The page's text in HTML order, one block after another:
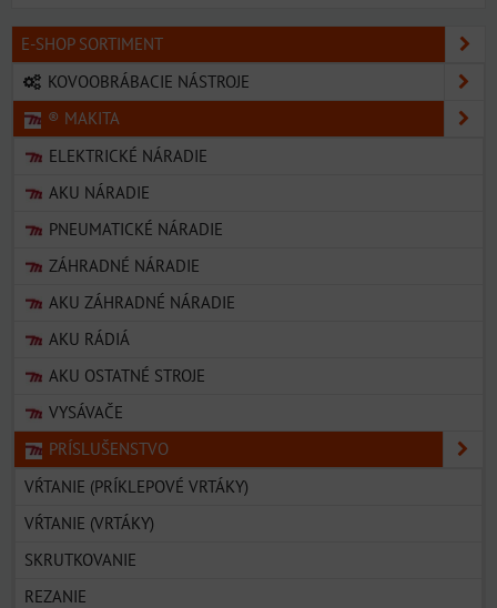
E-SHOP SORTIMENT
KOVOOBRÁBACIE NÁSTROJE
® MAKITA
ELEKTRICKÉ NÁRADIE
AKU NÁRADIE
PNEUMATICKÉ NÁRADIE
ZÁHRADNÉ NÁRADIE
AKU ZÁHRADNÉ NÁRADIE
AKU RÁDIÁ
AKU OSTATNÉ STROJE
VYSÁVAČE
PRÍSLUŠENSTVO
VŔTANIE (PRÍKLEPOVÉ VRTÁKY)
VŔTANIE (VRTÁKY)
SKRUTKOVANIE
REZANIE